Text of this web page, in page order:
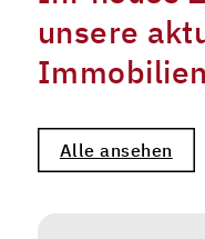
unsere
Immobilien
Alle ansehen